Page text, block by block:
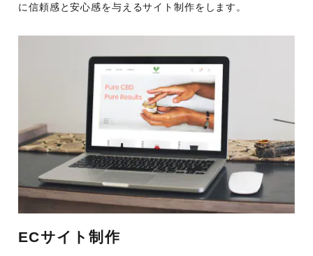
に信頼感と安心感を与えるサイト制作をします。
ECサイト制作